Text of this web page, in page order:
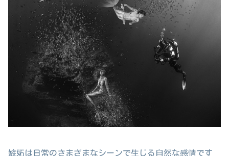
嫉妬は日常のさまざまなシーンで生じる自然な感情です